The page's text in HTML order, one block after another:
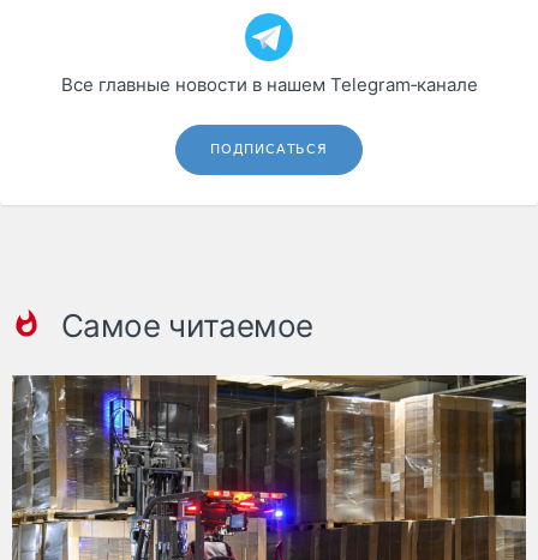
Все главные новости в нашем Telegram‑канале
ПОДПИСАТЬСЯ
Самое читаемое